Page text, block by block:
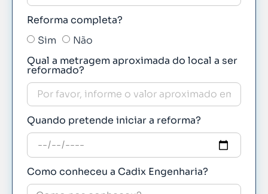
Reforma completa?
Sim
Não
Qual a metragem aproximada do local a ser
reformado?
Quando pretende iniciar a reforma?
Como conheceu a Cadix Engenharia?